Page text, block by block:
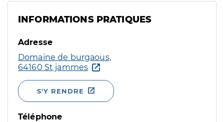
INFORMATIONS PRATIQUES
Adresse
Domaine de burgaous,
64160 St jammes
S'Y RENDRE
Téléphone